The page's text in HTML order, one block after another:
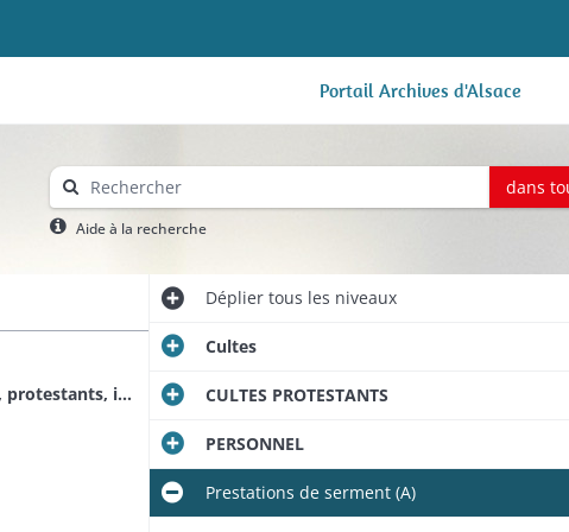
Portail Archives d'Alsace
dans
Aide à la recherche
israélite)
Dépliertous les niveaux
Cultes
CULTES PROTESTANTS
PERSONNEL
Prestations de serment (A)